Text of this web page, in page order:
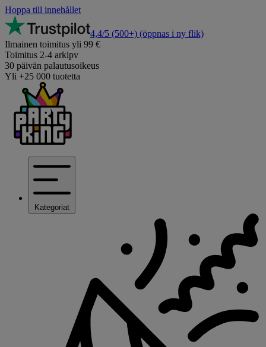
Hoppa till innehållet
4,4/5 (500+) (öppnas i ny flik)
Ilmainen toimitus yli 99 €
Toimitus 2-4 arkipv
30 päivän palautusoikeus
Yli +25 000 tuotetta
Kategoriat